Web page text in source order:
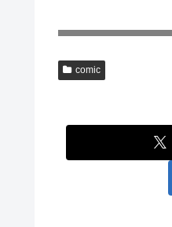
comic